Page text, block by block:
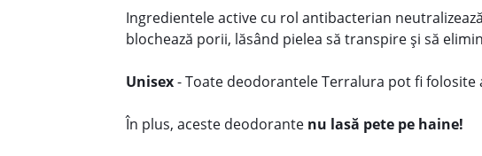
Ingredientele active cu rol antibacterian
blochează porii, lăsând pielea să transpire și să
Unisex- Toate deodorantele Terralura pot fi
În plus, aceste deodorante nu lasă pete pe haine!